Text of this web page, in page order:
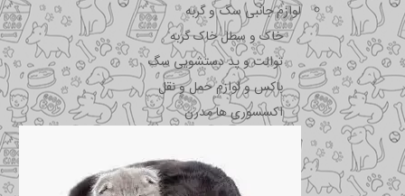
لوازم جانبی سگ و گربه
خاک و سطل خاک گربه
توالت و پد دستشویی سگ
باکس و لوازم حمل و نقل
اکسسوری ها مدرن